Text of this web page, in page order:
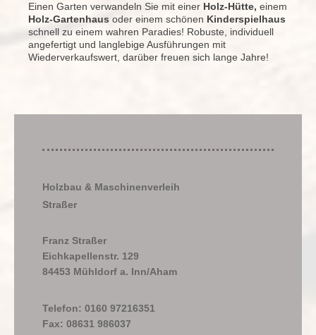
Einen Garten verwandeln Sie mit einer Holz-Hütte, einem
Holz-Gartenhaus oder einem schönen Kinderspielhaus
schnell zu einem wahren Paradies! Robuste, individuell
angefertigt und langlebige Ausführungen mit
Wiederverkaufswert, darüber freuen sich lange Jahre!
Holzbau & Maschinenverleih
Straßer
Franz Straßer
Eichkapellenstr. 129
84453 Mühldorf a. Inn/Aham
Telefon: 0160 97216351
Fax: 08631 986037